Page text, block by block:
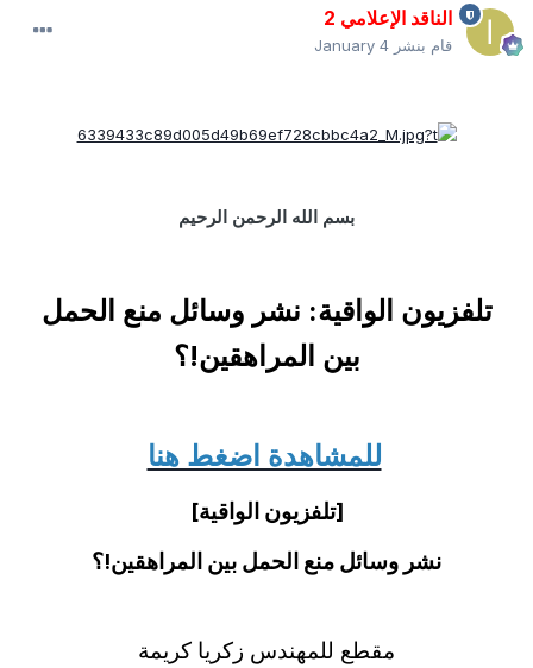
الناقد الإعلامي 2
قام بنشر January 4
بسم الله الرحمن الرحيم
تلفزيون الواقية: نشر وسائل منع الحمل
بين المراهقين!؟
للمشاهدة اضغط هنا
[تلفزيون الواقية]
نشر وسائل منع الحمل بين المراهقين!؟
مقطع للمهندس زكريا كريمة